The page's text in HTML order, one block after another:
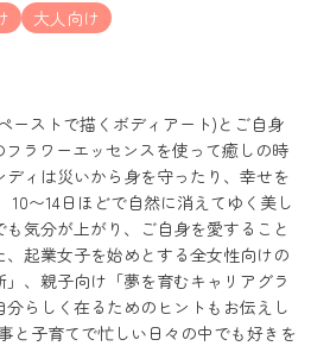
大人向け
ーストで描くボディアート)とご自身
ラワーエッセンスを使って癒しの時
ィは災いから身を守ったり、幸せを
10〜14日ほどで自然に消えてゆく美し
気分が上がり、ご自身を愛すること
起業女子を始めとする全女性向けの
」、親子向け「夢を育むキャリアグラ
らしく在るためのヒントもお伝えし
と子育てで忙しい日々の中でも好きを